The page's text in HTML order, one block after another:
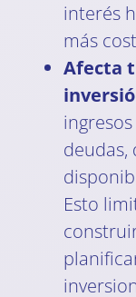
interés
más
Afecta
deudas,
Esto